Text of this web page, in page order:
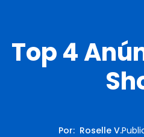
Top 4
Por: Roselle V.